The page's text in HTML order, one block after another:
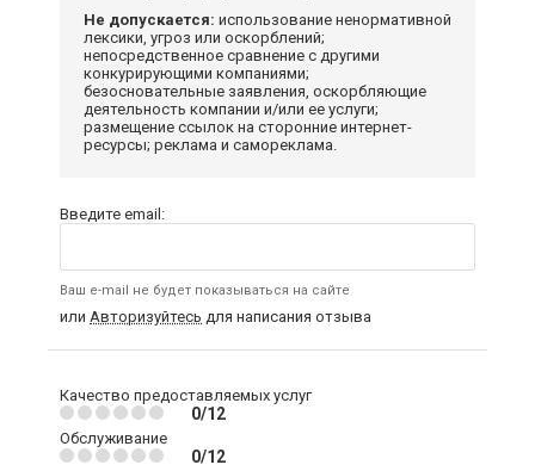
Не допускается: использование ненормативной
лексики, угроз или оскорблений;
непосредственное сравнение с другими
конкурирующими компаниями;
безосновательные заявления, оскорбляющие
деятельность компании и/или ее услуги;
размещение ссылок на сторонние интернет-
ресурсы; реклама и самореклама.
Введите email:
Ваш e-mail не будет показываться на сайте
или Авторизуйтесь для написания отзыва
Качество предоставляемых услуг
0/12
Обслуживание
0/12